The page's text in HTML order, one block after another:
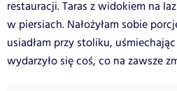
restauracji. Taras z widokiem na
w piersiach. Nałożyłam sobie
usiadłam przy stoliku,
wydarzyło się coś, co na zawsze